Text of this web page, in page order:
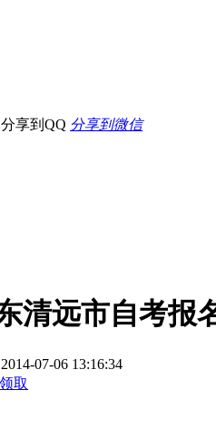
分享到QQ 分享到微信
清远市自考报
07-06 13:16:34
领取